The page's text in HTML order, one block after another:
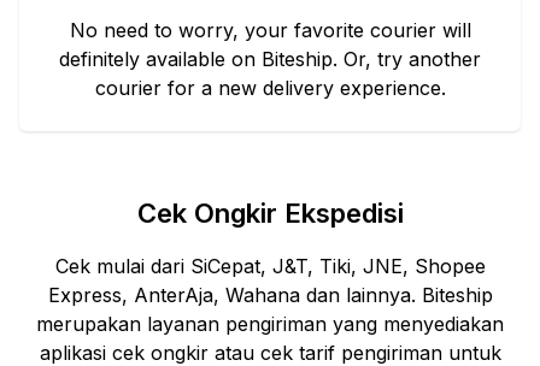
No need to worry, your favorite courier will
definitely available on Biteship. Or, try another
courier for a new delivery experience.
Cek Ongkir Ekspedisi
Cek mulai dari SiCepat, J&T, Tiki, JNE, Shopee
Express, AnterAja, Wahana dan lainnya. Biteship
merupakan layanan pengiriman yang menyediakan
aplikasi cek ongkir atau cek tarif pengiriman untuk